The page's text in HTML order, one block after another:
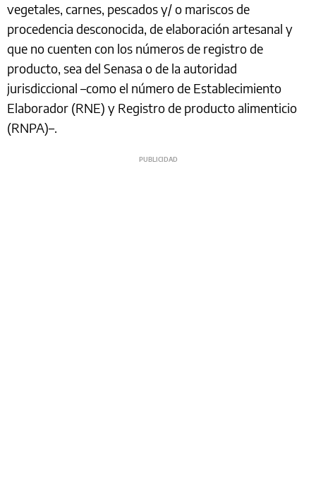
vegetales, carnes, pescados y/ o mariscos de
procedencia desconocida, de elaboración artesanal y
que no cuenten con los números de registro de
producto, sea del Senasa o de la autoridad
jurisdiccional –como el número de Establecimiento
Elaborador (RNE) y Registro de producto alimenticio
(RNPA)–.